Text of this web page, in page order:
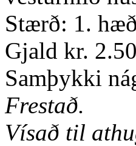
Stærð: 1.
Gjald kr.
Samþykki
Frestað.
Vísað til